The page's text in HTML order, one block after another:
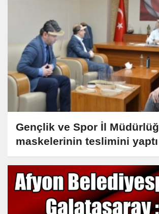
Gençlik ve Spor İl
maskelerinin teslimini yaptı